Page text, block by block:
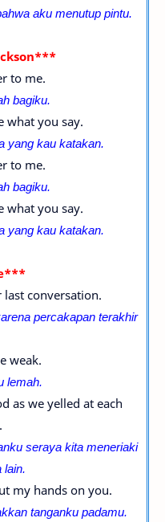
aku menutup pintu.
to me.
bagiku.
what you say.
yang kau katakan.
to me.
bagiku.
what you say.
yang kau katakan.
conversation.
percakapan terakhir
weak.
lemah.
as we yelled at each
seraya kita meneriaki
lain.
my hands on you.
tanganku padamu.